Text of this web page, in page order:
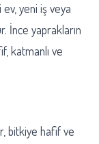
yeni iş veya
İnce yaprakların
katmanlı ve
bitkiye hafif ve